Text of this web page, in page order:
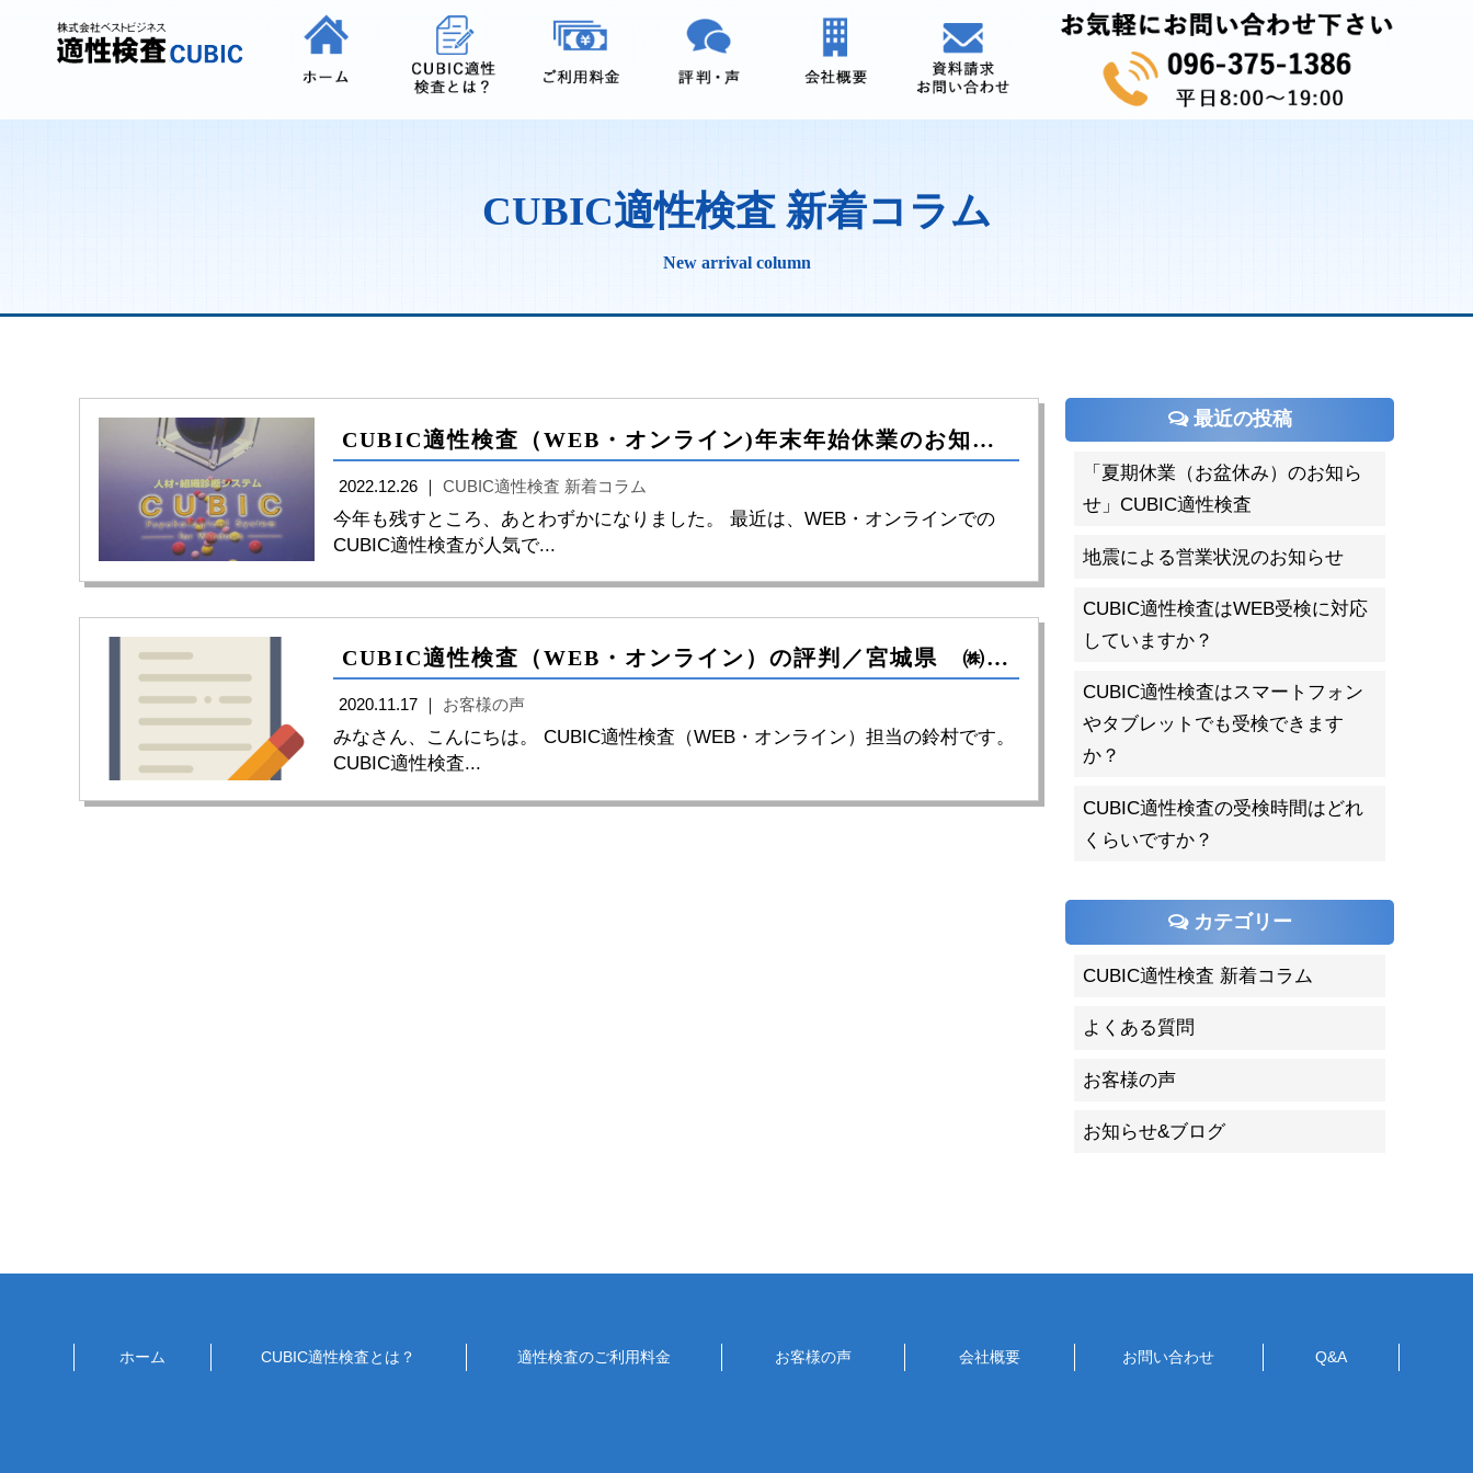
CUBIC適性検査 新着コラム
New arrival column
CUBIC適性検査（WEB・オンライン)年末年始休業のお知らせ
2022.12.26 ｜CUBIC適性検査 新着コラム
今年も残すところ、あとわずかになりました。 最近は、WEB・オンラインでの
CUBIC適性検査が人気で...
CUBIC適性検査（WEB・オンライン）の評判／宮城県 ㈱鈴力水産
2020.11.17 ｜ お客様の声
みなさん、こんにちは。 CUBIC適性検査（WEB・オンライン）担当の鈴村です。
CUBIC適性検査...
最近の投稿
「夏期休業（お盆休み）のお知ら
せ」CUBIC適性検査
地震による営業状況のお知らせ
CUBIC適性検査はWEB受検に対応
していますか？
CUBIC適性検査はスマートフォン
やタブレットでも受検できます
か？
CUBIC適性検査の受検時間はどれ
くらいですか？
カテゴリー
CUBIC適性検査 新着コラム
よくある質問
お客様の声
お知らせ&ブログ
ホーム CUBIC適性検査とは？ 適性検査のご利用料金 お客様の声 会社概要 お問い合わせ Q&A